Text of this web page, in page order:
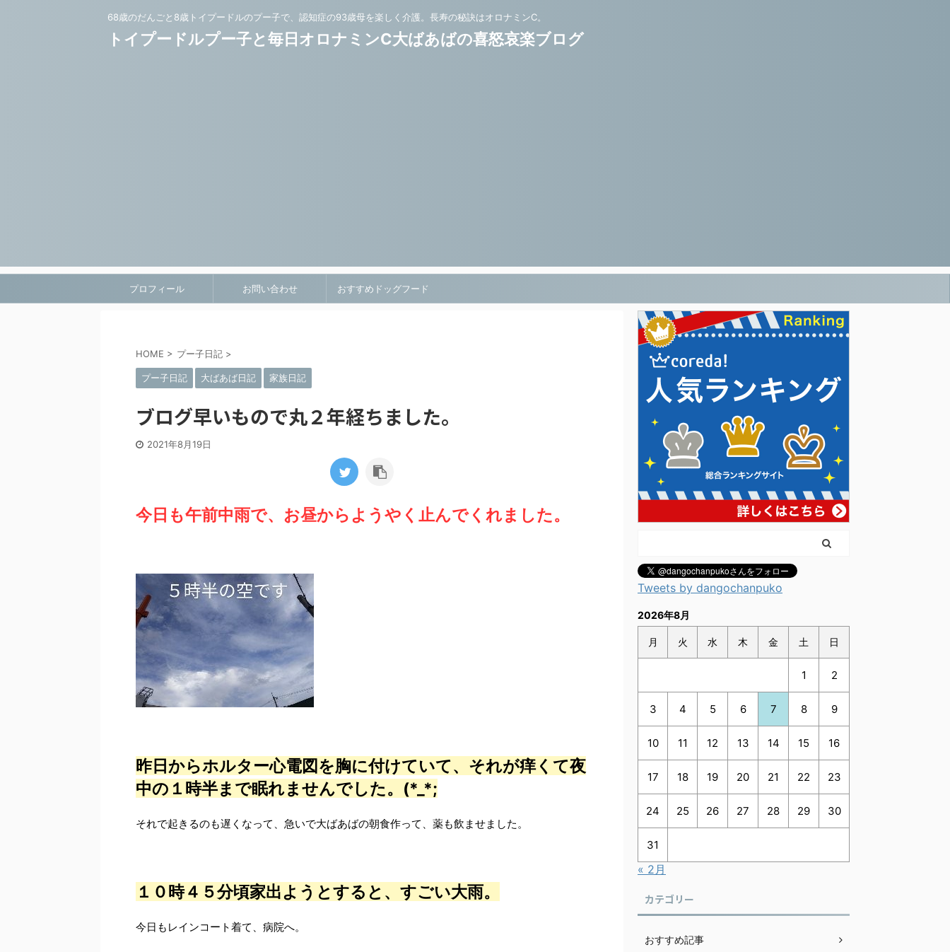
68歳のだんごと8歳トイプードルのプー子で、認知症の93歳母を楽しく介護。長寿の秘訣はオロナミンC。
トイプードルプー子と毎日オロナミンC大ばあばの喜怒哀楽ブログ
プロフィール お問い合わせ おすすめドッグフード
HOME > プー子日記 >
プー子日記 大ばあば日記 家族日記
ブログ早いもので丸２年経ちました。
2021年8月19日
今日も午前中雨で、お昼からようやく止んでくれました。
昨日からホルター心電図を胸に付けていて、それが痒くて夜
中の１時半まで眠れませんでした。(*_*;
それで起きるのも遅くなって、急いで大ばあばの朝食作って、薬も飲ませました。
１０時４５分頃家出ようとすると、すごい大雨。
今日もレインコート着て、病院へ。
Tweets by dangochanpuko
2026年8月
月 火 水 木 金 土 日
1 2
3 4 5 6 7 8 9
10 11 12 13 14 15 16
17 18 19 20 21 22 23
24 25 26 27 28 29 30
31
« 2月
カテゴリー
おすすめ記事